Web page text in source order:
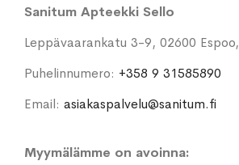
Sanitum Apteekki Sello
Leppävaarankatu 3-9, 02600
Puhelinnumero: +358 9 31585890
Email: asiakaspalvelu@sanitum.fi
Myymälämme on avoinna: